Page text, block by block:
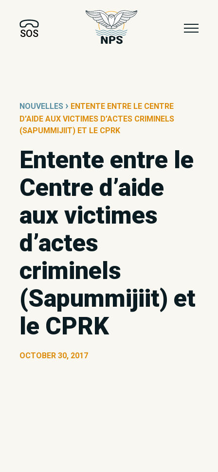
SOS
NOUVELLES › ENTENTE ENTRE LE CENTRE
D’AIDE AUX VICTIMES D’ACTES CRIMINELS
(SAPUMMIJIIT) ET LE CPRK
Entente entre le
Centre d’aide
aux victimes
d’actes
criminels
(Sapummijiit) et
le CPRK
OCTOBER 30, 2017